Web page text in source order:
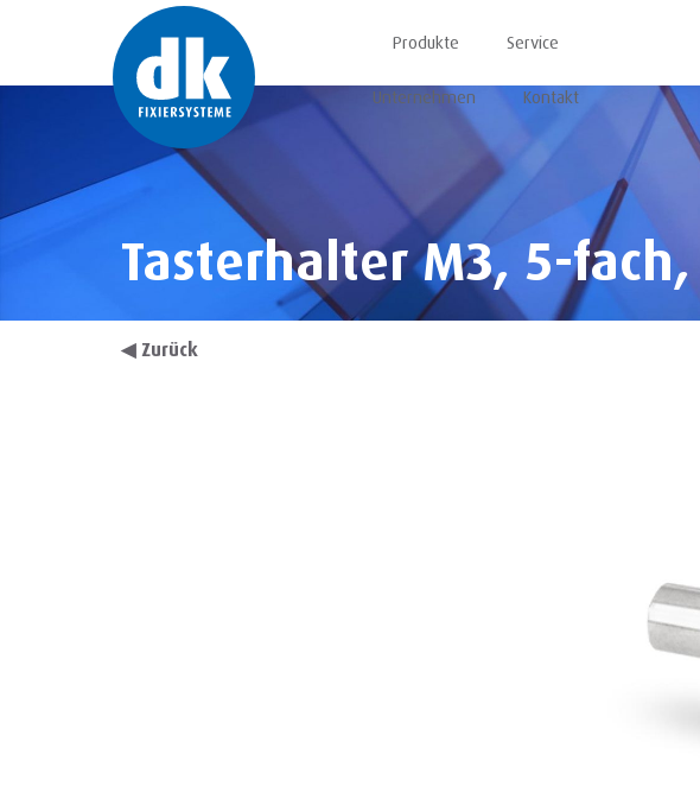
Produkte
Service
Unternehmen
Kontakt
Tasterhalter M3, 5-
◀ Zurück